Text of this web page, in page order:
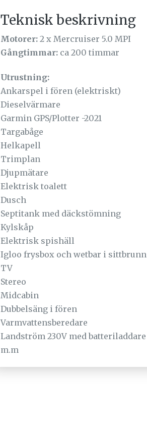
Teknisk beskrivning
Motorer: 2 x Mercruiser 5.0 MPI
Gångtimmar: ca 200 timmar
Utrustning:
Ankarspel i fören (elektriskt)
Dieselvärmare
Garmin GPS/Plotter -2021
Targabåge
Helkapell
Trimplan
Djupmätare
Elektrisk toalett
Dusch
Septitank med däckstömning
Kylskåp
Elektrisk spishäll
Igloo frysbox och wetbar i sittbrunn
TV
Stereo
Midcabin
Dubbelsäng i fören
Varmvattensberedare
Landström 230V med batteriladdare
m.m